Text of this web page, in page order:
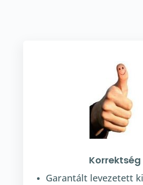
Korrektség
Garantált levezetett